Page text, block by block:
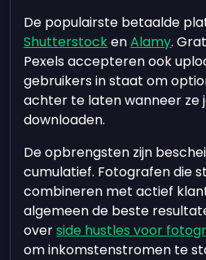
De populairste betaalde
ShutterstockenAlamy.
Pexels accepteren ook
gebruikers in staat om
achter te laten wanneer ze
downloaden.
De opbrengsten zijn
cumulatief. Fotografen die
combineren met actief
algemeen de beste
overside hustles voor
om inkomstenstromen te